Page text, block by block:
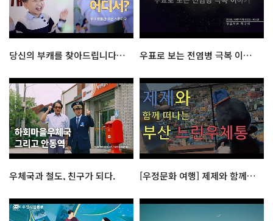
당신의 부캐를 찾아드립니다! : 우표박물관 오픈 스튜디오 우표로 보는 전염병 극복 이야기
우체국과 철도, 친구가 되다. [우정문화 여행] 제제와 함께 떠나는 부산 느린우체통